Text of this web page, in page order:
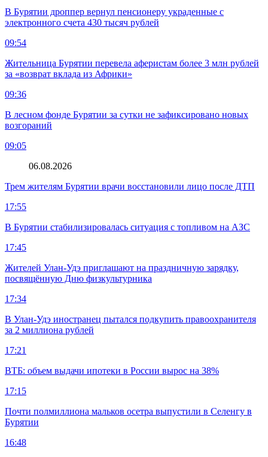
В Бурятии дроппер вернул пенсионеру украденные с
электронного счета 430 тысяч рублей
09:54
Жительница Бурятии перевела аферистам более 3 млн рублей
за «возврат вклада из Африки»
09:36
В лесном фонде Бурятии за сутки не зафиксировано новых
возгораний
09:05
06.08.2026
Трем жителям Бурятии врачи восстановили лицо после ДТП
17:55
В Бурятии стабилизировалась ситуация с топливом на АЗС
17:45
Жителей Улан-Удэ приглашают на праздничную зарядку,
посвящённую Дню физкультурника
17:34
В Улан-Удэ иностранец пытался подкупить правоохранителя
за 2 миллиона рублей
17:21
ВТБ: объем выдачи ипотеки в России вырос на 38%
17:15
Почти полмиллиона мальков осетра выпустили в Селенгу в
Бурятии
16:48